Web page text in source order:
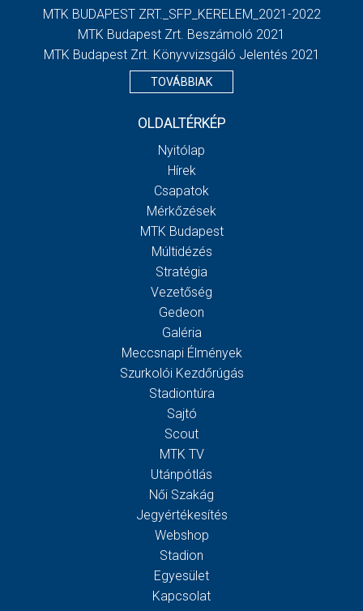
MTK BUDAPEST ZRT._SFP_KERELEM_2021-2022
MTK Budapest Zrt. Beszámoló 2021
MTK Budapest Zrt. Könyvvizsgáló Jelentés 2021
TOVÁBBIAK
OLDALTÉRKÉP
Nyitólap
Hírek
Csapatok
Mérkőzések
MTK Budapest
Múltidézés
Stratégia
Vezetőség
Gedeon
Galéria
Meccsnapi Élmények
Szurkolói Kezdőrúgás
Stadiontúra
Sajtó
Scout
MTK TV
Utánpótlás
Női Szakág
Jegyértékesítés
Webshop
Stadion
Egyesület
Kapcsolat